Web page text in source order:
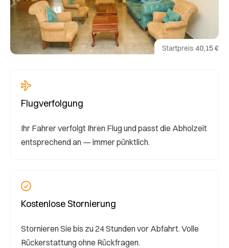
Startpreis 40,15 €
Flugverfolgung
Ihr Fahrer verfolgt Ihren Flug und passt die Abholzeit
entsprechend an — immer pünktlich.
Kostenlose Stornierung
Stornieren Sie bis zu 24 Stunden vor Abfahrt. Volle
Rückerstattung ohne Rückfragen.